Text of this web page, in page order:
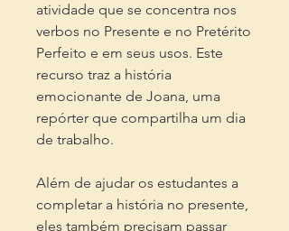
atividade que se concentra nos
verbos no Presente e no Pretérito
Perfeito e em seus usos. Este
recurso traz a história
emocionante de Joana, uma
repórter que compartilha um dia
de trabalho.
Além de ajudar os estudantes a
completar a história no presente,
eles também precisam passar